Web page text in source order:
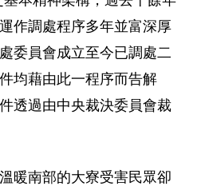
作調處程序多年並富深厚
委員會成立至今已調處二
均藉由此一程序而告解
透過由中央裁決委員會裁
暖南部的大寮受害民眾卻